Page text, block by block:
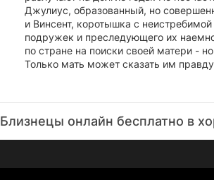
Джулиус, образованный, но
и Винсент, коротышка с
подружек и преследующего их
по стране на поиски своей матери -
Только мать может сказать им
Близнецы онлайн бесплатно в